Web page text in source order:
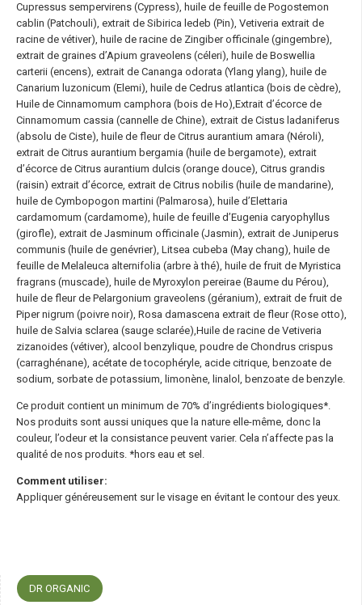
Cupressus sempervirens (Cypress), huile de feuille de Pogostemon
cablin (Patchouli), extrait de Sibirica ledeb (Pin), Vetiveria extrait de
racine de vétiver), huile de racine de Zingiber officinale (gingembre),
extrait de graines d’Apium graveolens (céleri), huile de Boswellia
carterii (encens), extrait de Cananga odorata (Ylang ylang), huile de
Canarium luzonicum (Elemi), huile de Cedrus atlantica (bois de cèdre),
Huile de Cinnamomum camphora (bois de Ho),Extrait d’écorce de
Cinnamomum cassia (cannelle de Chine), extrait de Cistus ladaniferus
(absolu de Ciste), huile de fleur de Citrus aurantium amara (Néroli),
extrait de Citrus aurantium bergamia (huile de bergamote), extrait
d’écorce de Citrus aurantium dulcis (orange douce), Citrus grandis
(raisin) extrait d’écorce, extrait de Citrus nobilis (huile de mandarine),
huile de Cymbopogon martini (Palmarosa), huile d’Elettaria
cardamomum (cardamome), huile de feuille d’Eugenia caryophyllus
(girofle), extrait de Jasminum officinale (Jasmin), extrait de Juniperus
communis (huile de genévrier), Litsea cubeba (May chang), huile de
feuille de Melaleuca alternifolia (arbre à thé), huile de fruit de Myristica
fragrans (muscade), huile de Myroxylon pereirae (Baume du Pérou),
huile de fleur de Pelargonium graveolens (géranium), extrait de fruit de
Piper nigrum (poivre noir), Rosa damascena extrait de fleur (Rose otto),
huile de Salvia sclarea (sauge sclarée),Huile de racine de Vetiveria
zizanoides (vétiver), alcool benzylique, poudre de Chondrus crispus
(carraghénane), acétate de tocophéryle, acide citrique, benzoate de
sodium, sorbate de potassium, limonène, linalol, benzoate de benzyle.
Ce produit contient un minimum de 70% d’ingrédients biologiques*.
Nos produits sont aussi uniques que la nature elle-même, donc la
couleur, l’odeur et la consistance peuvent varier. Cela n’affecte pas la
qualité de nos produits. *hors eau et sel.
Comment utiliser:
Appliquer généreusement sur le visage en évitant le contour des yeux.
DR ORGANIC